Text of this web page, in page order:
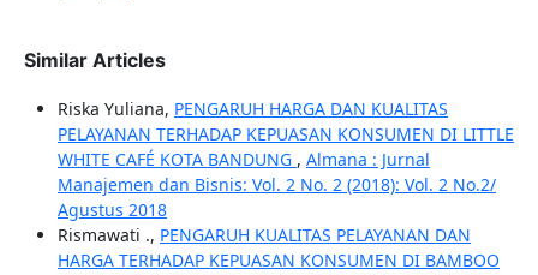
Similar Articles
Riska Yuliana, PENGARUH HARGA DAN KUALITAS
PELAYANAN TERHADAP KEPUASAN KONSUMEN DI LITTLE
WHITE CAFÉ KOTA BANDUNG , Almana : Jurnal
Manajemen dan Bisnis: Vol. 2 No. 2 (2018): Vol. 2 No.2/
Agustus 2018
Rismawati ., PENGARUH KUALITAS PELAYANAN DAN
HARGA TERHADAP KEPUASAN KONSUMEN DI BAMBOO